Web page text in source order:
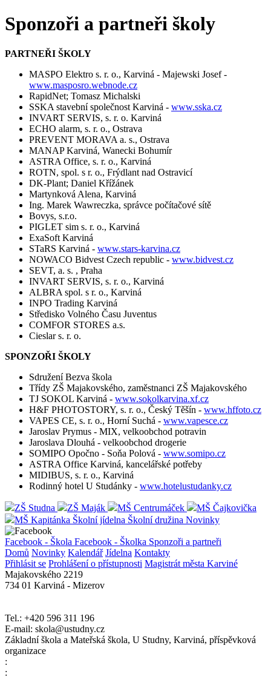
Sponzoři a partneři školy
PARTNEŘI ŠKOLY
MASPO Elektro s. r. o., Karviná - Majewski Josef -
www.masposro.webnode.cz
RapidNet; Tomasz Michalski
SSKA stavební společnost Karviná - www.sska.cz
INVART SERVIS, s. r. o. Karviná
ECHO alarm, s. r. o., Ostrava
PREVENT MORAVA a. s., Ostrava
MANAP Karviná, Wanecki Bohumír
ASTRA Office, s. r. o., Karviná
ROTN, spol. s r. o., Frýdlant nad Ostravicí
DK-Plant; Daniel Křížánek
Martynková Alena, Karviná
Ing. Marek Wawreczka, správce počítačové sítě
Bovys, s.r.o.
PIGLET sim s. r. o., Karviná
ExaSoft Karviná
STaRS Karviná - www.stars-karvina.cz
NOWACO Bidvest Czech republic - www.bidvest.cz
SEVT, a. s. , Praha
INVART SERVIS, s. r. o., Karviná
ALBRA spol. s r. o., Karviná
INPO Trading Karviná
Středisko Volného Času Juventus
COMFOR STORES a.s.
Cieslar s. r. o.
SPONZOŘI ŠKOLY
Sdružení Bezva škola
Třídy ZŠ Majakovského, zaměstnanci ZŠ Majakovského
TJ SOKOL Karviná - www.sokolkarvina.xf.cz
H&F PHOTOSTORY, s. r. o., Český Těšín - www.hffoto.cz
VAPES CE, s. r. o., Horní Suchá - www.vapesce.cz
Jaroslav Prymus - MIX, velkoobchod potravin
Jaroslava Dlouhá - velkoobchod drogerie
SOMIPO Opočno - Soňa Polová - www.somipo.cz
ASTRA Office Karviná, kancelářské potřeby
MIDIBUS, s. r. o., Karviná
Rodinný hotel U Studánky - www.hotelustudanky.cz
ZŠ Studna ZŠ Maják MŠ Centrumáček
MŠ Čajkovička
MŠ Kapitánka Školní jídelna Školní družina Novinky
Facebook - Škola Facebook - Školka Sponzoři a partneři
Domů Novinky Kalendář Jídelna Kontakty
Přihlásit se Prohlášení o přístupnosti Magistrát města Karviné
Majakovského 2219
734 01 Karviná - Mizerov
Tel.: +420 596 311 196
E-mail: skola@ustudny.cz
Základní škola a Mateřská škola, U Studny, Karviná, příspěvková
organizace
:
: